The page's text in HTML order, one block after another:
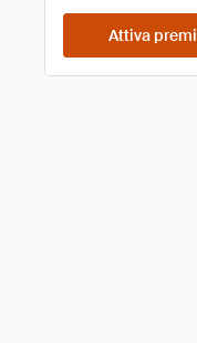
Attiva premi